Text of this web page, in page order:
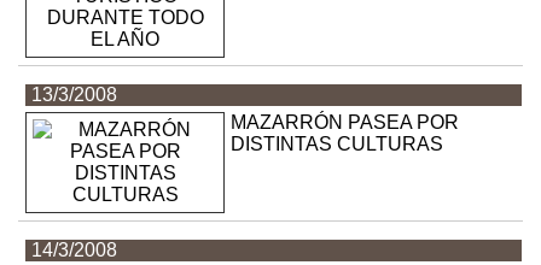
13/3/2008
MAZARRÓN PASEA POR
DISTINTAS CULTURAS
14/3/2008